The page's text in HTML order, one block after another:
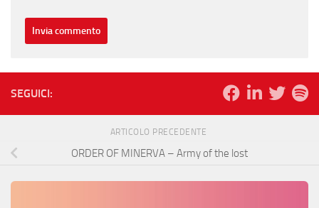
SEGUICI:
ARTICOLO PRECEDENTE
ORDER OF MINERVA – Army of the lost